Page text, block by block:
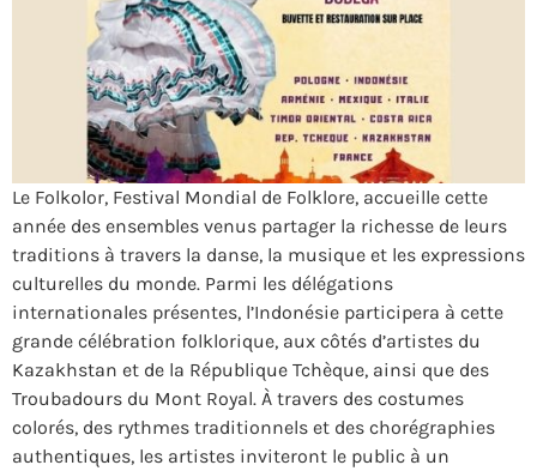
Le Folkolor, Festival Mondial de Folklore, accueille cette
année des ensembles venus partager la richesse de leurs
traditions à travers la danse, la musique et les expressions
culturelles du monde. Parmi les délégations
internationales présentes, l’Indonésie participera à cette
grande célébration folklorique, aux côtés d’artistes du
Kazakhstan et de la République Tchèque, ainsi que des
Troubadours du Mont Royal. À travers des costumes
colorés, des rythmes traditionnels et des chorégraphies
authentiques, les artistes inviteront le public à un